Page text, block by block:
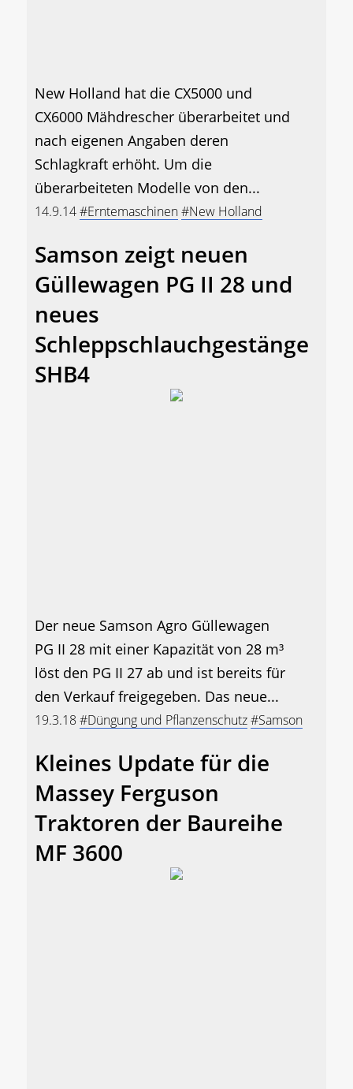
New Holland hat die CX5000 und
CX6000 Mähdrescher überarbeitet und
nach eigenen Angaben deren
Schlagkraft erhöht. Um die
überarbeiteten Modelle von den...
14.9.14#Erntemaschinen#New Holland
Samson zeigt neuen
Güllewagen PG II 28 und
neues
Schleppschlauchgestänge
SHB4
Der neue Samson Agro Güllewagen
PG II 28 mit einer Kapazität von 28 m³
löst den PG II 27 ab und ist bereits für
den Verkauf freigegeben. Das neue...
19.3.18#Düngung und Pflanzenschutz#Samson
Kleines Update für die
Massey Ferguson
Traktoren der Baureihe
MF 3600